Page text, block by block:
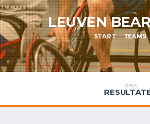
LEUVEN
START TEAMS
U10 A